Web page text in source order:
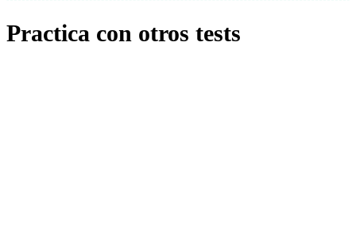
Practica con otros tests